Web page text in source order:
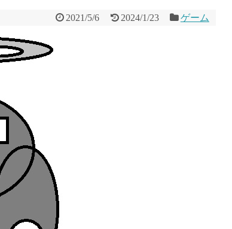
2021/5/6 2024/1/23 ゲーム